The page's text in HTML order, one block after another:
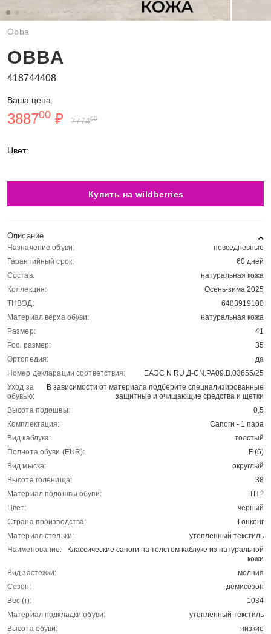
Obba
OBBA
418744408
Ваша цена:
388700 ₽ 777400
Цвет:
Купить на wildberries
Описание
Назначение обуви:
повседневные
Гарантийный срок:
60 дней
Состав:
натуральная кожа
Коллекция:
Осень-зима 2025
ТНВЭД:
6403919100
Материал верха обуви:
натуральная кожа
Размер:
41
Рос. размер:
35
Ортопедия:
да
Номер декларации соответствия:
ЕАЭС N RU Д-CN.РА09.В.03655/25
Уход за
обувью:
В зависимости от материала подберите специализированные
защитные и очищающие средства и щетки
Высота подошвы:
0,5
Комплектация:
Сапоги - 1 пара
Вид каблука:
толстый
Полнота обуви (EUR):
F (6)
Вид мыска:
округлый
Высота голенища:
38
Материал подошвы обуви:
ТПР
Цвет:
черный
Страна производства:
Гонконг
Материал стельки:
утепленный текстиль
Наименование:
Классические сапоги на толстом каблуке из натуральной
кожи
Вид застежки:
молния
Сезон:
демисезон
Вес (г):
1034
Материал подкладки обуви:
утепленный текстиль
Высота обуви:
низкие